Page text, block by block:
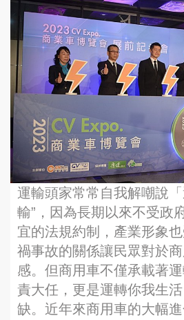
運輸頭家常常自我解嘲說
輸”，因為長期以來不受政
宜的法規約制，產業形象
禍事故的關係讓民眾對於
感。但商用車不僅承載著
責大任，更是運轉你我生
缺。近年來商用車的大幅